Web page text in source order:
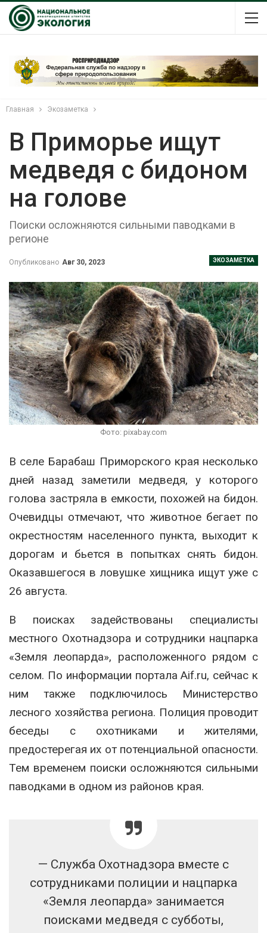
Главная Экозаметка
В Приморье ищут
медведя с бидоном
на голове
Поиски осложняются сильными паводками в
регионе
ЭКОЗАМЕТКА
Опубликовано Авг 30, 2023
Фото: pixabay.com
В селе Барабаш Приморского края несколько
дней назад заметили медведя, у которого
голова застряла в емкости, похожей на бидон.
Очевидцы отмечают, что животное бегает по
окрестностям населенного пункта, выходит к
дорогам и бьется в попытках снять бидон.
Оказавшегося в ловушке хищника ищут уже с
26 августа.
В поисках задействованы специалисты
местного Охотнадзора и сотрудники нацпарка
«Земля леопарда», расположенного рядом с
селом. По информации портала Aif.ru, сейчас к
ним также подключилось Министерство
лесного хозяйства региона. Полиция проводит
беседы с охотниками и жителями,
предостерегая их от потенциальной опасности.
Тем временем поиски осложняются сильными
паводками в одном из районов края.
— Служба Охотнадзора вместе с
сотрудниками полиции и нацпарка
«Земля леопарда» занимается
поисками медведя с субботы,